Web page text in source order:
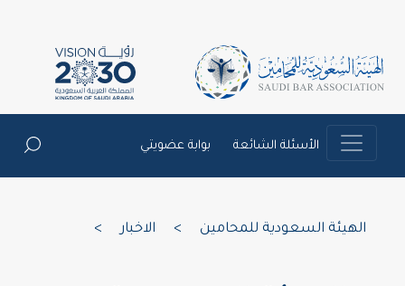
الأسئلة الشائعة بوابة عضويتي
الهيئة السعودية للمحامين الاخبار